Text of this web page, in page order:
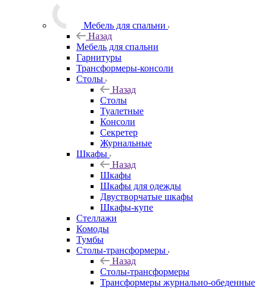
Мебель для спальни
Назад
Мебель для спальни
Гарнитуры
Трансформеры-консоли
Столы
Назад
Столы
Туалетные
Консоли
Секретер
Журнальные
Шкафы
Назад
Шкафы
Шкафы для одежды
Двустворчатые шкафы
Шкафы-купе
Стеллажи
Комоды
Тумбы
Столы-трансформеры
Назад
Столы-трансформеры
Трансформеры журнально-обеденные